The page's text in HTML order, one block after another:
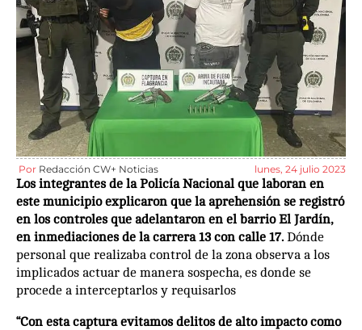
Por Redacción CW+ Noticias lunes, 24 julio 2023
Los integrantes de la Policía Nacional que laboran en
este municipio explicaron que la aprehensión se registró
en los controles que adelantaron en el barrio El Jardín,
en inmediaciones de la carrera 13 con calle 17. Dónde
personal que realizaba control de la zona observa a los
implicados actuar de manera sospecha, es donde se
procede a interceptarlos y requisarlos
“Con esta captura evitamos delitos de alto impacto como